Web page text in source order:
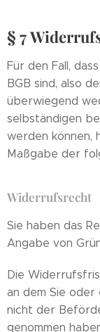
§ 7
Für den Fall,
BGB sind, also
überwiegend
selbständigen
werden können,
Maßgabe der
Widerrufsrecht
Sie haben das
Angabe von
Die
an dem Sie
nicht der
genommen